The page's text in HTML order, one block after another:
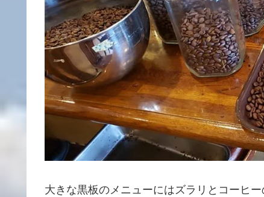
大きな黒板のメニューにはズラリとコーヒ